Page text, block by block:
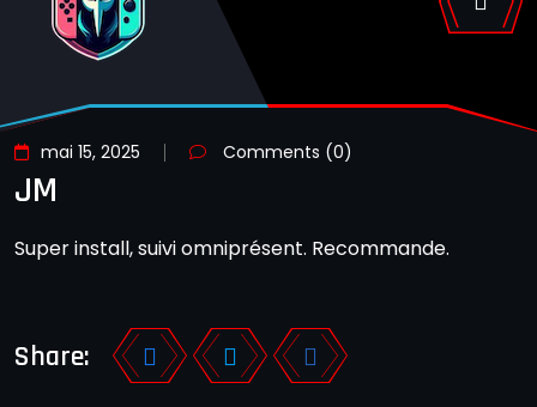
mai 15, 2025 Comments (0)
JM
Super install, suivi omniprésent. Recommande.
Share: